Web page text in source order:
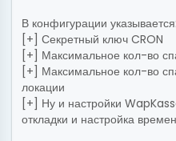
В конфигурации указывается:
[+] Секретный ключ CRON
[+] Максимальное кол-во
[+] Максимальное кол-во
локации
[+] Ну и настройки
откладки и настройка